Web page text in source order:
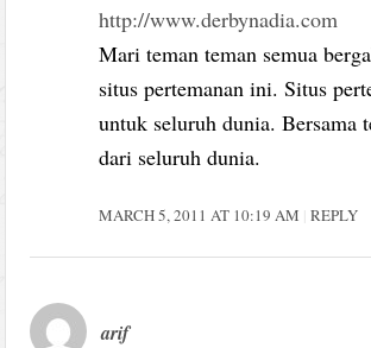
http://www.derbynadia.com
Mari teman teman semua
situs pertemanan ini. Situs
untuk seluruh dunia. Bersama
dari seluruh dunia.
MARCH 5, 2011 AT 10:19 AM REPLY
arif